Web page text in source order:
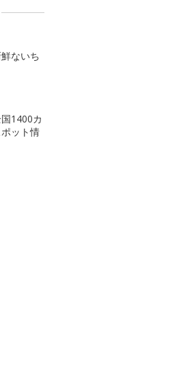
ないち
1400カ
ット情